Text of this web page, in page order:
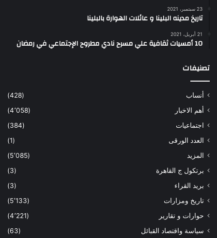
23 سبتمبر، 2021
تاريخ مدينه البلينا و عائلات الهوارة بالبلينا
21 أبريل، 2021
10 أمسيات ثقافية علي مسرح نادي مطروح الإجتماعي في رمضان
تصنيفات
أنساب
(428)
أهم الاخبار
(4٬058)
اجتماعيات
(384)
العدد الورقى
(1)
المزيد
(5٬085)
برتكول ج القاهرة
(3)
بريد القراء
(3)
تاريخ ومزارات
(5٬133)
حوارات و تقارير
(4٬221)
سياسة واقتصاد القبائل
(63)